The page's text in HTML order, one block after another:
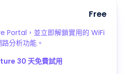
Free
Portal，並立即解鎖實用的 WiFi
分析功能。
30 天免費試用